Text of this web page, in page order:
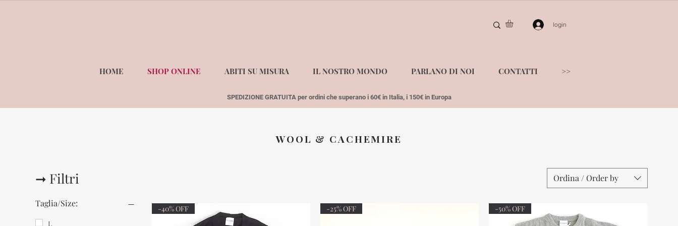
login
HOME SHOP ONLINE ABITI SU MISURA IL NOSTRO MONDO PARLANO DI NOI CONTATTI >>
SPEDIZIONE GRATUITA per ordini che superano i 60€ in Italia, i 150€ in Europa
WOOL & CACHEMIRE
➞ Filtri
Taglia/Size:
L
Ordina / Order by
-40% OFF -25% OFF -50% OFF